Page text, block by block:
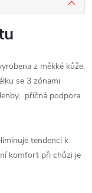
z měkké kůže.
se 3 zónami
příčná podpora
tendenci k
komfort při chůzi je